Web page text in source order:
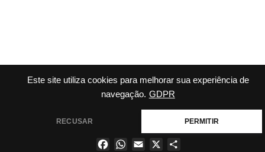
Este site utiliza cookies para melhorar sua experiência de
navegação. GDPR
RECUSAR PERMITIR
FacebookWhatsApp
Email